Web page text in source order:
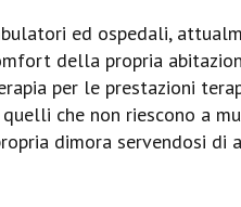
ed ospedali,
della propria
per le prestazioni
che non riescono a
dimora servendosi di